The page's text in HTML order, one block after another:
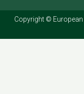
Copyright ©